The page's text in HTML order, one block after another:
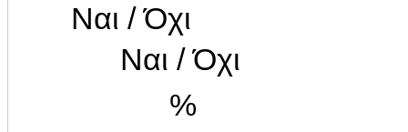
Ναι / Όχι
Ναι / Όχι
%